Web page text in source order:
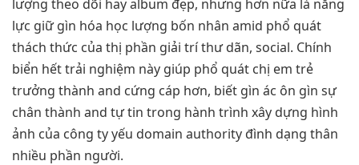
lượng theo dõi hay album đẹp, nhưng hơn nữa là năng
lực giữ gìn hóa học lượng bốn nhân amid phổ quát
thách thức của thị phần giải trí thư dãn, social. Chính
biển hết trải nghiệm này giúp phổ quát chị em trẻ
trưởng thành and cứng cáp hơn, biết gìn ác ôn gìn sự
chân thành and tự tin trong hành trình xây dựng hình
ảnh của công ty yếu domain authority đình dạng thân
nhiều phần người.